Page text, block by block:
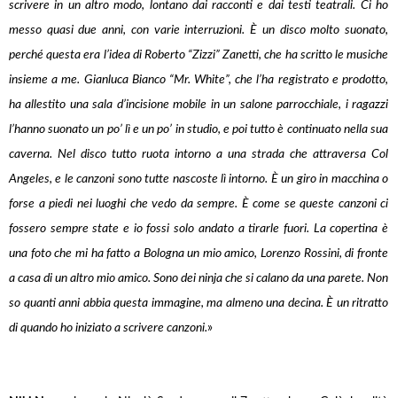
scrivere in un altro modo, lontano dai racconti e dai testi teatrali. Ci ho
messo quasi due anni, con varie interruzioni. È un disco molto suonato,
perché questa era l’idea di Roberto “Zizzi” Zanetti, che ha scritto le musiche
insieme a me. Gianluca Bianco “Mr. White”, che l’ha registrato e prodotto,
ha allestito una sala d’incisione mobile in un salone parrocchiale, i ragazzi
l’hanno suonato un po’ lì e un po’ in studio, e poi tutto è continuato nella sua
caverna. Nel disco tutto ruota intorno a una strada che attraversa Col
Angeles, e le canzoni sono tutte nascoste lì intorno. È un giro in macchina o
forse a piedi nei luoghi che vedo da sempre. È come se queste canzoni ci
fossero sempre state e io fossi solo andato a tirarle fuori. La copertina è
una foto che mi ha fatto a Bologna un mio amico, Lorenzo Rossini, di fronte
a casa di un altro mio amico. Sono dei ninja che si calano da una parete. Non
so quanti anni abbia questa immagine, ma almeno una decina. È un ritratto
di quando ho iniziato a scrivere canzoni.»